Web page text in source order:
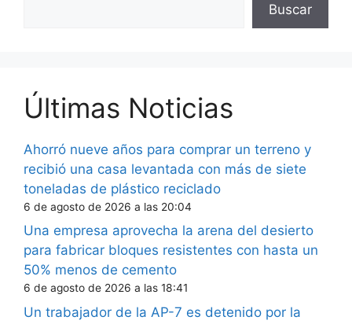
Buscar
Últimas Noticias
Ahorró nueve años para comprar un terreno y
recibió una casa levantada con más de siete
toneladas de plástico reciclado
6 de agosto de 2026 a las 20:04
Una empresa aprovecha la arena del desierto
para fabricar bloques resistentes con hasta un
50% menos de cemento
6 de agosto de 2026 a las 18:41
Un trabajador de la AP-7 es detenido por la